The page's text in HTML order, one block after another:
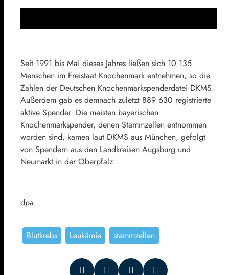
Seit 1991 bis Mai dieses Jahres ließen sich 10 135
Menschen im Freistaat Knochenmark entnehmen, so die
Zahlen der Deutschen Knochenmarkspenderdatei DKMS.
Außerdem gab es demnach zuletzt 889 630 registrierte
aktive Spender. Die meisten bayerischen
Knochenmarkspender, denen Stammzellen entnommen
worden sind, kamen laut DKMS aus München, gefolgt
von Spendern aus den Landkreisen Augsburg und
Neumarkt in der Oberpfalz.
dpa
Blutkrebs Leukämie stammzellen